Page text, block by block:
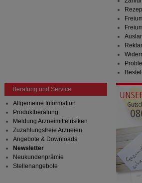
Beratung und Service
Allgemeine Information
Produktberatung
Meldung Arzneimittelrisiken
Zuzahlungsfreie Arzneien
Angebote & Downloads
Newsletter
Neukundenprämie
Stellenangebote